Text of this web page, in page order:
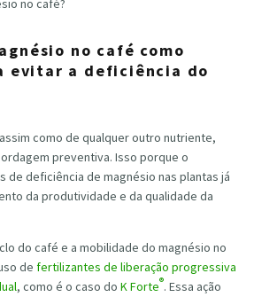
no café?
no café como
evitar a deficiência do
como de qualquer outro nutriente,
preventiva. Isso porque o
de deficiência de magnésio nas plantas já
da produtividade e da qualidade da
do café e a mobilidade do magnésio no
de fertilizantes de liberação progressiva
, como é o caso do K Forte®. Essa ação